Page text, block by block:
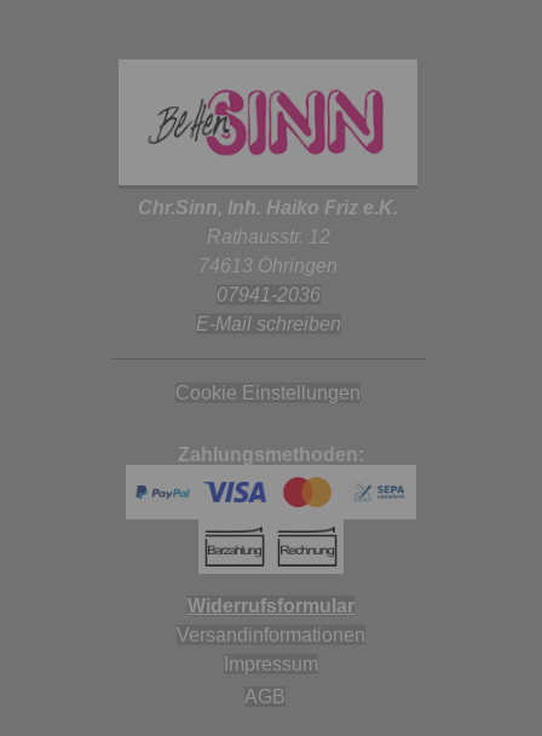
Chr.Sinn, Inh. Haiko Friz e.K.
Rathausstr. 12
74613 Öhringen
07941-2036
E-Mail schreiben
Cookie Einstellungen
Zahlungsmethoden:
Widerrufsformular
Versandinformationen
Impressum
AGB